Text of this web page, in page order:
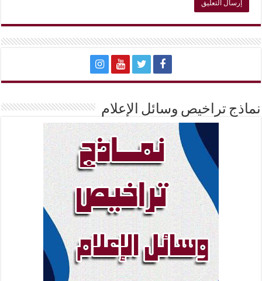
نماذج تراخيص وسائل الإعلام